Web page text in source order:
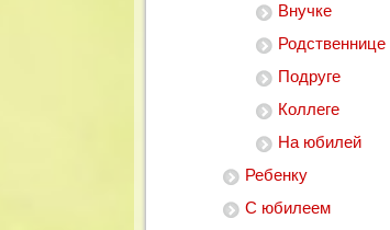
Внучке
Родственнице
Подруге
Коллеге
На юбилей
Ребенку
С юбилеем